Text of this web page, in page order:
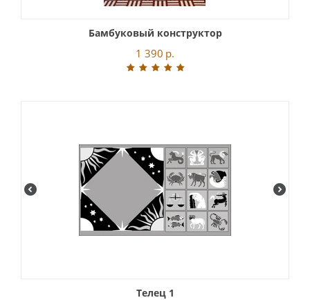
Бамбуковый конструктор
1 390 р.
Телец 1